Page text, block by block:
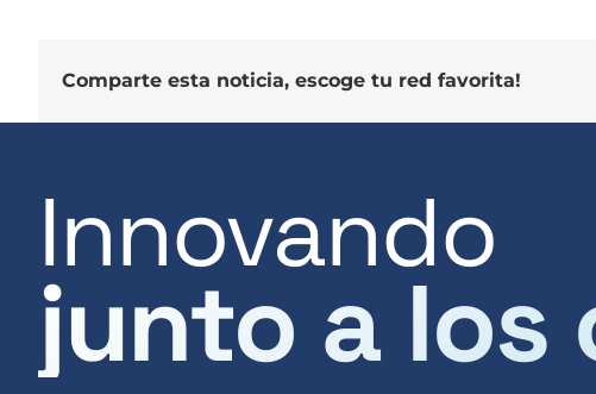
Comparte esta noticia, escoge tu red favorita!
Innovando
junto a los